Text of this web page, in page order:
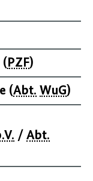
PZF)
(Abt. WuG)
/ Abt.